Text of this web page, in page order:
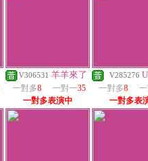
V306531 羊羊來了
一對多8 一對一35
一對多表演中
V285276
一對多8
一對多表